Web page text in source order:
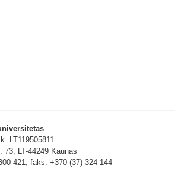
LT119505811
73, LT-44249 Kaunas
421, faks. +370 (37) 324 144